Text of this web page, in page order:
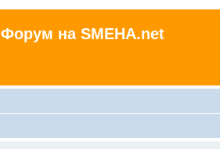
Форум на SMEHA.net